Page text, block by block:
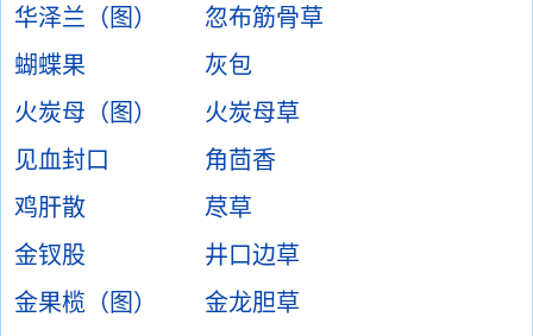
华泽兰（图）
忽布筋骨草
蝴蝶果
灰包
火炭母（图）
火炭母草
见血封口
角茴香
鸡肝散
荩草
金钗股
井口边草
金果榄（图）
金龙胆草